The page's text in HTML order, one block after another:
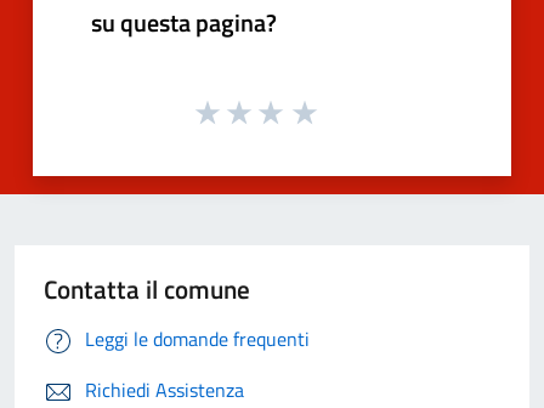
su questa pagina?
Contatta il comune
Leggi le domande frequenti
Richiedi Assistenza